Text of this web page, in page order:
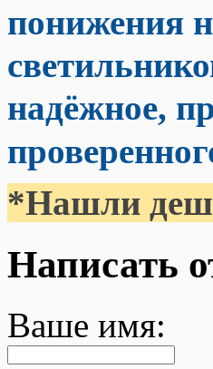
понижения
надёжное,
*Нашли
Написать
Ваше имя: